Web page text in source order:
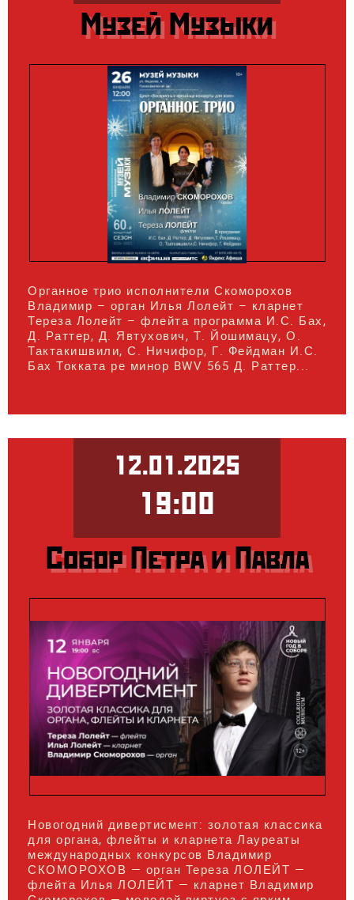
Музей Музыки
Органное трио исполнители Скоморохов
Владимир – орган Илья Лолейт – кларнет
Тереза Лолейт – флейта программа И.С. Бах,
Д. Раттер, Д. Явтухович, Т. Йошимацу, О.
Тактакишвили, С. Ничифор, Г. Фейдман И.С.
Бах Токката ре минор BWV 565 Д. Раттер...
12.01.2025
19:00
Собор Петра и Павла
Новогодний дивертисмент: золотая классика
для органа, флейты и кларнета Лауреаты
международных конкурсов Владимир
СКОМОРОХОВ — орган Тереза ЛОЛЕЙТ —
флейта Илья ЛОЛЕЙТ — кларнет Владимир